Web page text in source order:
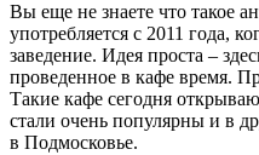
Вы еще не знаете что такое
употребляется с 2011 года,
заведение. Идея проста –
проведенное в кафе время.
Такие кафе сегодня
стали очень популярны и в
в Подмосковье.